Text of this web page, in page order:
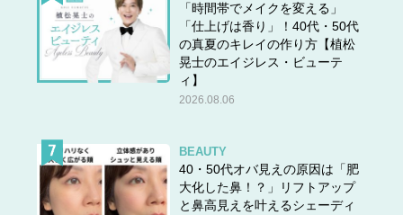
「時間帯でメイクを変える」
「仕上げは香り」！40代・50代
の真夏のキレイの作り方【植松
晃士のエイジレス・ビューテ
ィ】
2026.08.06
BEAUTY
40・50代オバ見えの原因は「肥
大化した鼻！？」リフトアップ
と鼻高見えを叶えるシェーディ